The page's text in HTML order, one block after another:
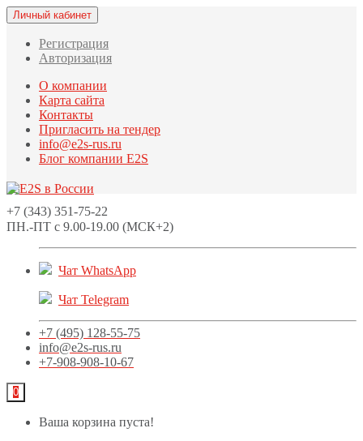
Личный кабинет
Регистрация
Авторизация
О компании
Карта сайта
Контакты
Пригласить на тендер
info@e2s-rus.ru
Блог компании E2S
+7 (343) 351-75-22
ПН.-ПТ с 9.00-19.00 (МСК+2)
Чат WhatsApp
Чат Telegram
+7 (495) 128-55-75
info@e2s-rus.ru
+7-908-908-10-67
0
Ваша корзина пуста!